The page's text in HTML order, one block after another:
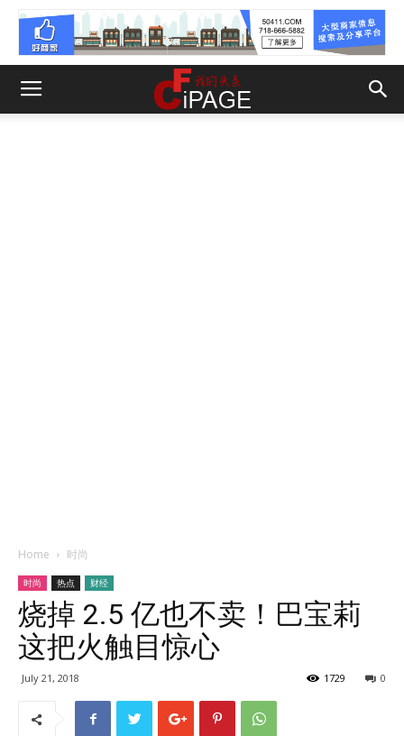
Home 时尚
时尚 热点 财经
烧掉 2.5 亿也不卖！巴宝莉
这把火触目惊心
July 21, 2018 0
1729